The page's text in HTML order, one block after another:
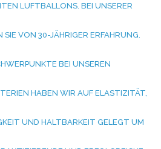
LUFTBALLONS. BEI UNSERER A
VON 30-JÄHRIGER ERFAHRUNG. B
BEI UNSEREN Q
HABEN WIR AUF ELASTIZITÄT, F
UND HALTBARKEIT GELEGT UM I